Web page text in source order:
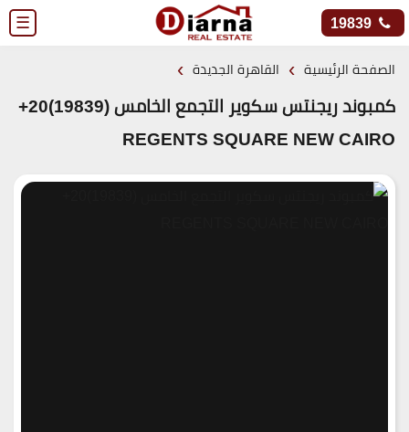
☰ 19839
الصفحة الرئيسية › القاهرة الجديدة ›
كمبوند ريجنتس سكوير التجمع الخامس (19839)20+
REGENTS SQUARE NEW CAIRO